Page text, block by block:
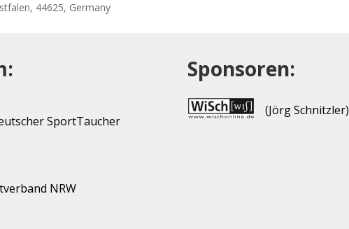
, 44625, Germany
SportTaucher
NRW
Sponsoren:
(Jörg Schnitzler)